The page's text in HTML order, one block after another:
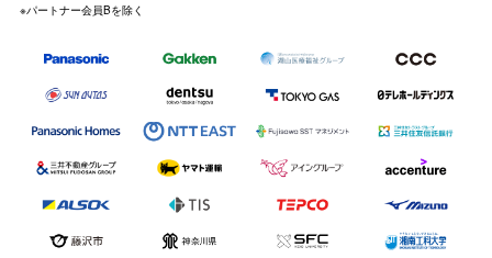
※パートナー会員Bを除く